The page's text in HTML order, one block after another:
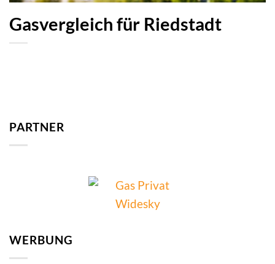
Gasvergleich für Riedstadt
PARTNER
WERBUNG